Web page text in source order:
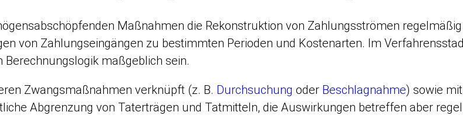
Maßnahmen die Rekonstruktion von Zahlungsströmen
von Zahlungseingängen zu bestimmten Perioden und Kostenarten. Im
maßgeblich sein.
Zwangsmaßnahmen verknüpft (z. B. Durchsuchung oder Beschlagnahme) sowie
Abgrenzung von Taterträgen und Tatmitteln, die Auswirkungen betreffen aber